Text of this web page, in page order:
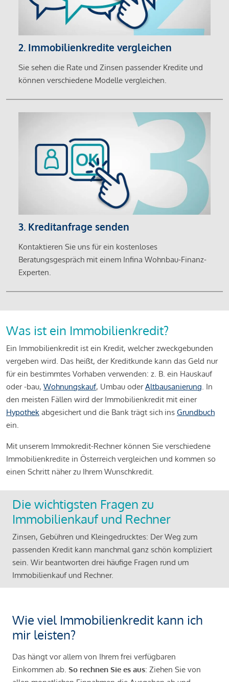
2. Immobilienkredite vergleichen
Sie sehen die Rate und Zinsen passender Kredite und
können verschiedene Modelle vergleichen.
3. Kreditanfrage senden
Kontaktieren Sie uns für ein kostenloses
Beratungsgespräch mit einem Infina Wohnbau-Finanz-
Experten.
Was ist ein Immobilienkredit?
Ein Immobilienkredit ist ein Kredit, welcher zweckgebunden
vergeben wird. Das heißt, der Kreditkunde kann das Geld nur
für ein bestimmtes Vorhaben verwenden: z. B. ein Hauskauf
oder -bau, Wohnungskauf, Umbau oderAltbausanierung. In
den meisten Fällen wird der Immobilienkredit mit einer
Hypothek abgesichert und die Bank trägt sich ins Grundbuch
ein.
Mit unserem Immokredit-Rechner können Sie verschiedene
Immobilienkredite in Österreich vergleichen und kommen so
einen Schritt näher zu Ihrem Wunschkredit.
Die wichtigsten Fragen zu
Immobilienkauf und Rechner
Zinsen, Gebühren und Kleingedrucktes: Der Weg zum
passenden Kredit kann manchmal ganz schön kompliziert
sein. Wir beantworten drei häufige Fragen rund um
Immobilienkauf und Rechner.
Wie viel Immobilienkredit kann ich
mir leisten?
Das hängt vor allem von Ihrem frei verfügbaren
Einkommen ab. So rechnen Sie es aus: Ziehen Sie von